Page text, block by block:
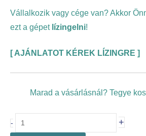
Vállalkozik vagy cége van? Akkor
ezt a gépet lízingelni!
[AJÁNLATOT KÉREK LÍZINGRE ]
Marad a vásárlásnál? Tegye
- +